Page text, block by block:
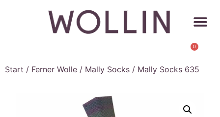
0
Start / Ferner Wolle / Mally Socks / Mally Socks 635